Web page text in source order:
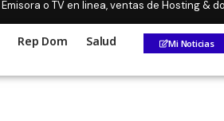
o TV en linea, ventas de Hosting &
Rep Dom Salud Mi Noticias